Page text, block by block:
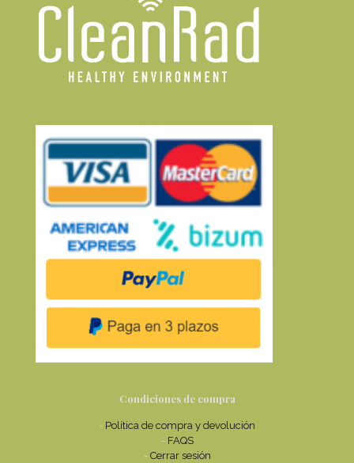
Condiciones de compra
- Política de compra y devolución
- FAQS
- Cerrar sesión